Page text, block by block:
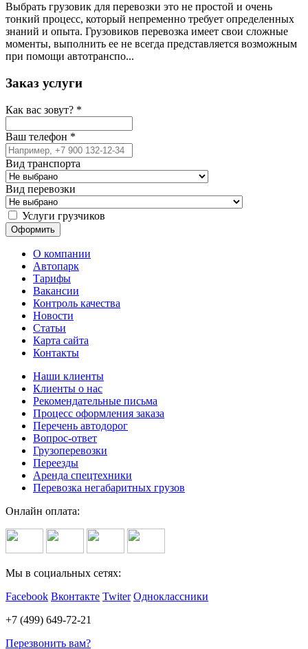
Выбрать грузовик для перевозки это не простой и очень
тонкий процесс, который непременно требует определенных
знаний и опыта. Грузовиков перевозка имеет свои сложные
моменты, выполнить ее не всегда представляется возможным
при помощи автотранспо...
Заказ услуги
Как вас зовут? *
Ваш телефон *
Вид транспорта
Вид перевозки
Услуги грузчиков
О компании
Автопарк
Тарифы
Вакансии
Контроль качества
Новости
Статьи
Карта сайта
Контакты
Наши клиенты
Клиенты о нас
Рекомендательные письма
Процесс оформления заказа
Перечень автодорог
Вопрос-ответ
Грузоперевозки
Переезды
Аренда спецтехники
Перевозка негабаритных грузов
Онлайн оплата:
Мы в социальных сетях:
Facebook Вконтакте Twiter Одноклассники
+7 (499) 649-72-21
Перезвонить вам?